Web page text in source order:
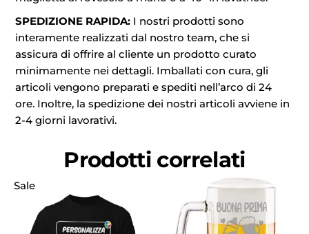
SPEDIZIONE RAPIDA: I nostri prodotti sono
interamente realizzati dal nostro team, che si
assicura di offrire al cliente un prodotto curato
minimamente nei dettagli. Imballati con cura, gli
articoli vengono preparati e spediti nell’arco di 24
ore. Inoltre, la spedizione dei nostri articoli avviene in
2-4 giorni lavorativi.
Prodotti correlati
Sale